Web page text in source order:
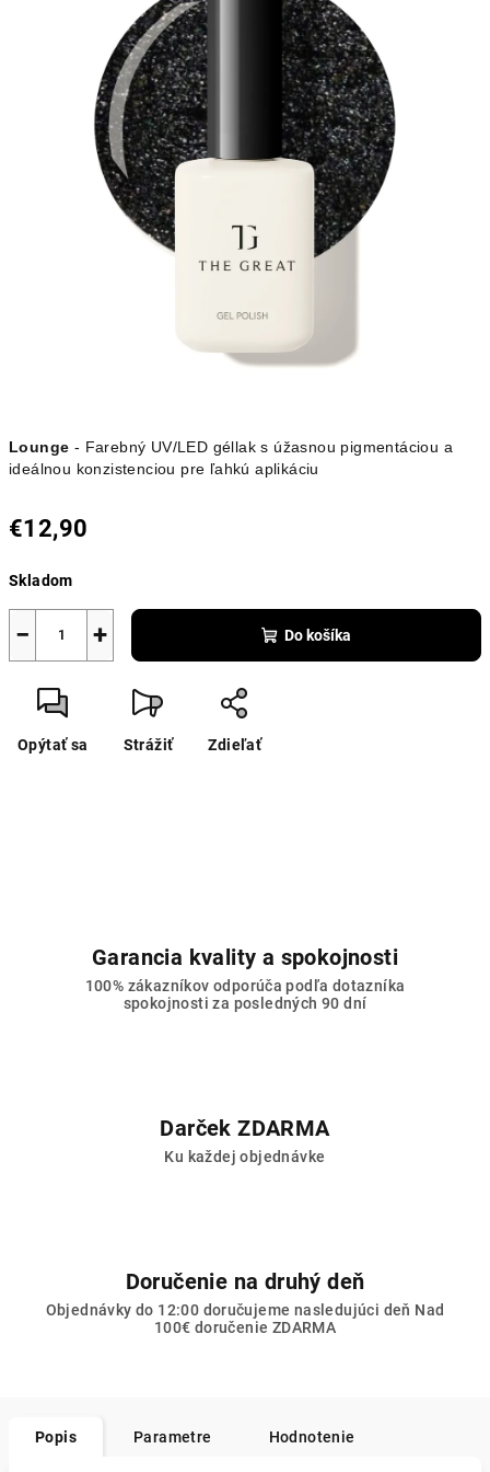
Lounge - Farebný UV/LED géllak s úžasnou pigmentáciou a
ideálnou konzistenciou pre ľahkú aplikáciu
€12,90
cena:
Skladom
+
− Do košíka
Opýtať sa Strážiť Zdieľať
Garancia kvality a spokojnosti
100% zákazníkov odporúča podľa dotazníka
spokojnosti za posledných 90 dní
Darček ZDARMA
Ku každej objednávke
Doručenie na druhý deň
Objednávky do 12:00 doručujeme nasledujúci deň Nad
100€ doručenie ZDARMA
Popis Parametre Hodnotenie